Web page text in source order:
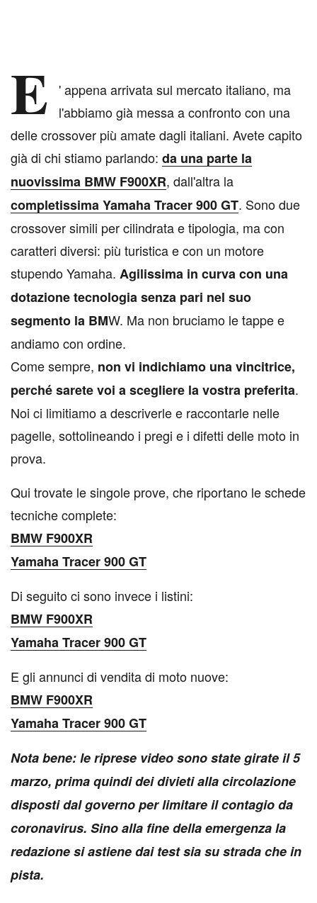
E
' appena arrivata sul mercato italiano, ma
l'abbiamo già messa a confronto con una
delle crossover più amate dagli italiani. Avete capito
già di chi stiamo parlando: da una parte la
nuovissima BMW F900XR, dall'altra la
completissima Yamaha Tracer 900 GT. Sono due
crossover simili per cilindrata e tipologia, ma con
caratteri diversi: più turistica e con un motore
stupendo Yamaha. Agilissima in curva con una
dotazione tecnologia senza pari nel suo
segmento la BMW. Ma non bruciamo le tappe e
andiamo con ordine.
Come sempre, non vi indichiamo una vincitrice,
perché sarete voi a scegliere la vostra preferita.
Noi ci limitiamo a descriverle e raccontarle nelle
pagelle, sottolineando i pregi e i difetti delle moto in
prova.
Qui trovate le singole prove, che riportano le schede
tecniche complete:
BMW F900XR
Yamaha Tracer 900 GT
Di seguito ci sono invece i listini:
BMW F900XR
Yamaha Tracer 900 GT
E gli annunci di vendita di moto nuove:
BMW F900XR
Yamaha Tracer 900 GT
Nota bene: le riprese video sono state girate il 5
marzo, prima quindi dei divieti alla circolazione
disposti dal governo per limitare il contagio da
coronavirus. Sino alla fine della emergenza la
redazione si astiene dai test sia su strada che in
pista.